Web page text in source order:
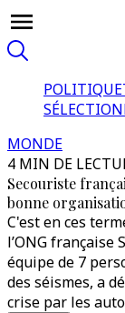
POLITIQUE
SÉLECTION
MONDE
4 MIN DE
Secouriste
bonne
C'est en ces
l’ONG française
équipe de 7
des séismes, a
crise par les